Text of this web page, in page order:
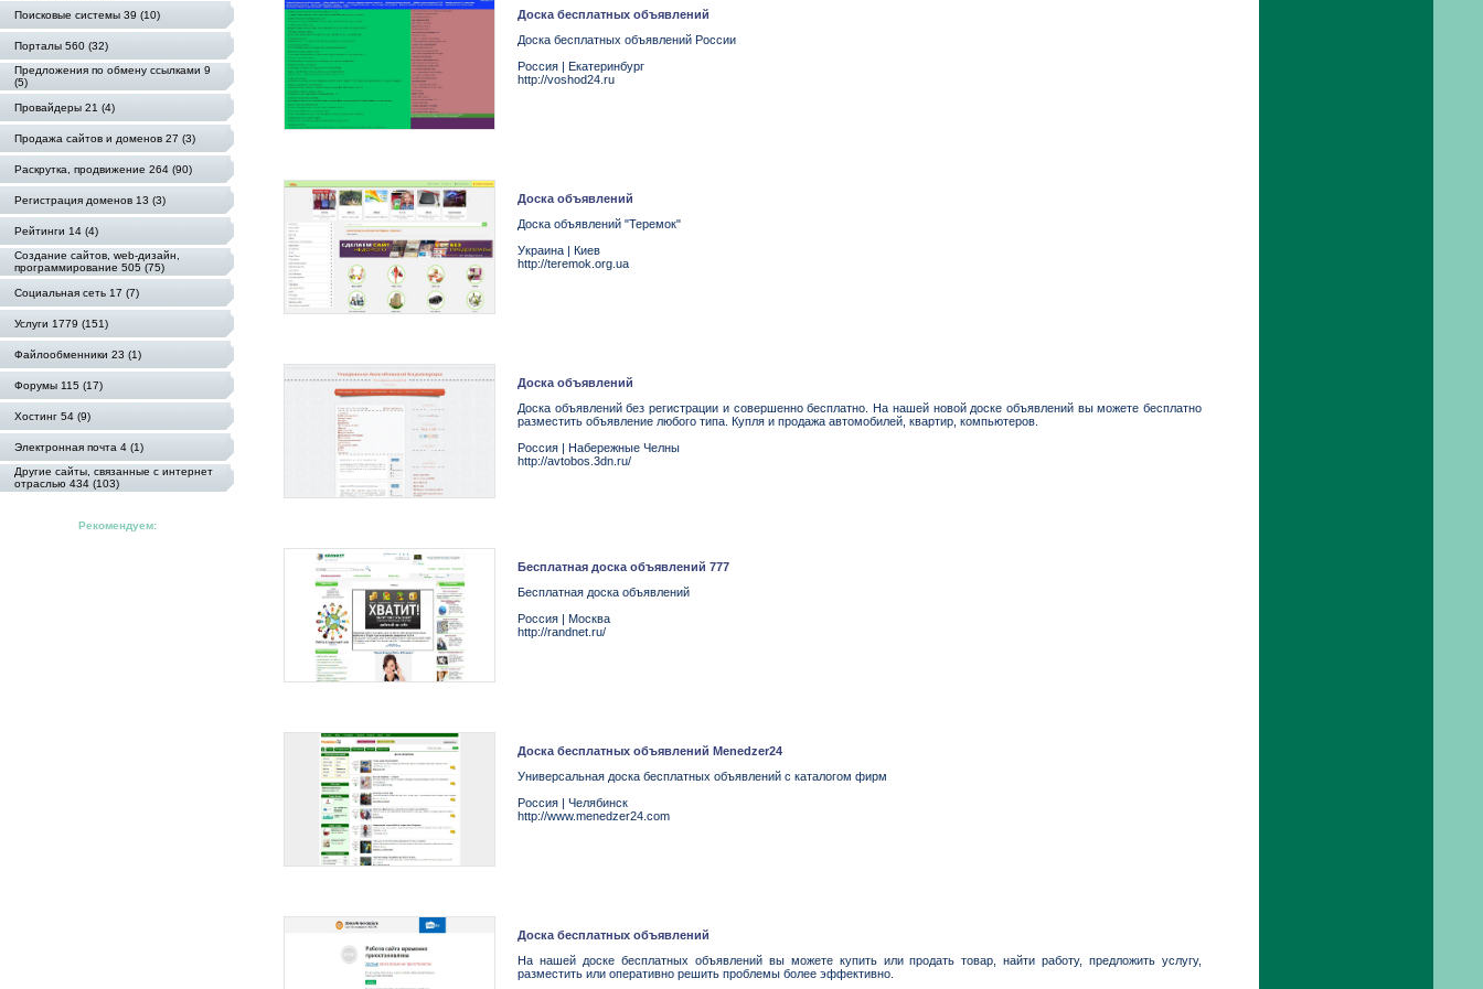
Поисковые системы 39 (10)
Порталы 560 (32)
Предложения по обмену ссылками 9
(5)
Провайдеры 21 (4)
Продажа сайтов и доменов 27 (3)
Раскрутка, продвижение 264 (90)
Регистрация доменов 13 (3)
Рейтинги 14 (4)
Создание сайтов, web-дизайн,
программирование 505 (75)
Социальная сеть 17 (7)
Услуги 1779 (151)
Файлообменники 23 (1)
Форумы 115 (17)
Хостинг 54 (9)
Электронная почта 4 (1)
Другие сайты, связанные с интернет
отраслью 434 (103)
Рекомендуем:
Доска бесплатных объявлений
Доска бесплатных объявлений России
Россия | Екатеринбург
http://voshod24.ru
Доска объявлений
Доска объявлений "Теремок"
Украина | Киев
http://teremok.org.ua
Доска объявлений
Доска объявлений без регистрации и совершенно бесплатно. На нашей новой доске объявлений вы можете бесплатно
разместить объявление любого типа. Купля и продажа автомобилей, квартир, компьютеров.
Россия | Набережные Челны
http://avtobos.3dn.ru/
Бесплатная доска объявлений 777
Бесплатная доска объявлений
Россия | Москва
http://randnet.ru/
Доска бесплатных объявлений Menedzer24
Универсальная доска бесплатных объявлений с каталогом фирм
Россия | Челябинск
http://www.menedzer24.com
Доска бесплатных объявлений
На нашей доске бесплатных объявлений вы можете купить или продать товар, найти работу, предложить услугу,
разместить или оперативно решить проблемы более эффективно.